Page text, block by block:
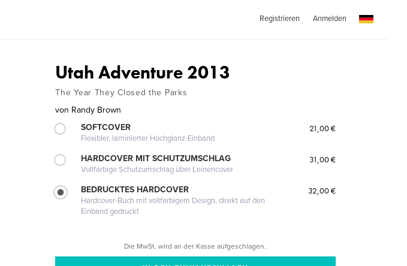
Registrieren Anmelden
Utah Adventure 2013
The Year They Closed the Parks
von Randy Brown
SOFTCOVER
Flexibler, laminierter Hochglanz-Einband
21,00 €
HARDCOVER MIT SCHUTZUMSCHLAG
Vollfarbige Schutzumschlag über Leinencover
31,00 €
BEDRUCKTES HARDCOVER
Hardcover-Buch mit vollfarbigem Design, direkt auf den
Einband gedruckt
32,00 €
Die MwSt. wird an der Kasse aufgeschlagen.